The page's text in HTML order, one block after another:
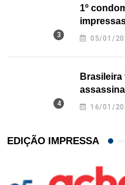
1º
Texas
05/01/
16/01/
EDIÇÃO IMPRESSA